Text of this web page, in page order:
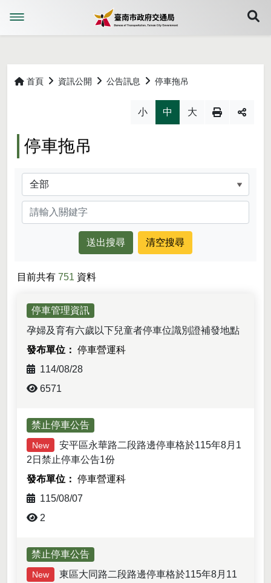
首頁 資訊公開 公告訊息 停車拖吊
略過字型切換，社群分享工具列
小 中 大
停車拖吊
分類
關鍵字
目前共有 751 資料
停車管理資訊
孕婦及育有六歲以下兒童者停車位識別證補發地點
停車營運科
114/08/28
6571
禁止停車公告
New
安平區永華路二段路邊停車格於115年8月1
2日禁止停車公告1份
停車營運科
115/08/07
2
禁止停車公告
New
東區大同路二段路邊停車格於115年8月11